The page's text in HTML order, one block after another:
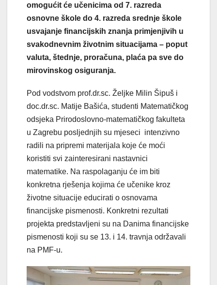
omogućit će učenicima od 7. razreda
osnovne škole do 4. razreda srednje škole
usvajanje financijskih znanja primjenjivih u
svakodnevnim životnim situacijama – poput
valuta, štednje, proračuna, plaća pa sve do
mirovinskog osiguranja.
Pod vodstvom prof.dr.sc. Željke Milin Šipuš i
doc.dr.sc. Matije Bašića, studenti Matematičkog
odsjeka Prirodoslovno-matematičkog fakulteta
u Zagrebu posljednjih su mjeseci intenzivno
radili na pripremi materijala koje će moći
koristiti svi zainteresirani nastavnici
matematike. Na raspolaganju će im biti
konkretna rješenja kojima će učenike kroz
životne situacije educirati o osnovama
financijske pismenosti. Konkretni rezultati
projekta predstavljeni su na Danima financijske
pismenosti koji su se 13. i 14. travnja održavali
na PMF-u.